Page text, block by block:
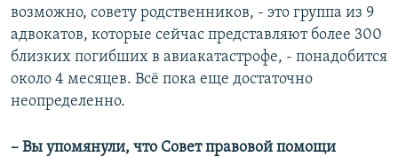
возможно, совету родственников, - это группа из 9
адвокатов, которые сейчас представляют более 300
близких погибших в авиакатастрофе, - понадобится
около 4 месяцев. Всё пока еще достаточно
неопределенно.
– Вы упомянули, что Совет правовой помощи